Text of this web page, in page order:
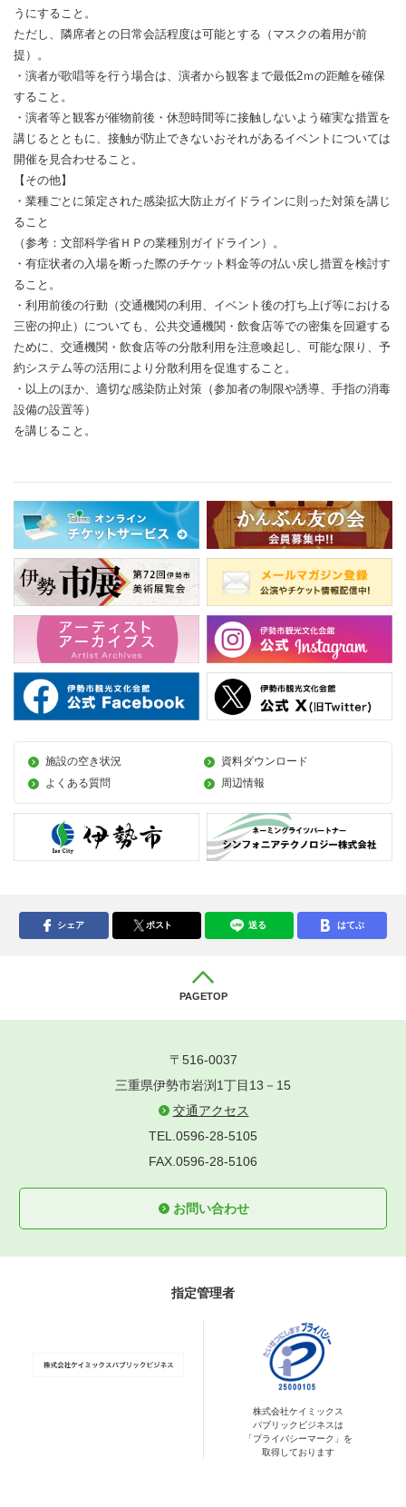
うにすること。
ただし、隣席者との日常会話程度は可能とする（マスクの着用が前
提）。
・演者が歌唱等を行う場合は、演者から観客まで最低2ｍの距離を確保
すること。
・演者等と観客が催物前後・休憩時間等に接触しないよう確実な措置を
講じるとともに、接触が防止できないおそれがあるイベントについては
開催を見合わせること。
【その他】
・業種ごとに策定された感染拡大防止ガイドラインに則った対策を講じ
ること
（参考：文部科学省ＨＰの業種別ガイドライン）。
・有症状者の入場を断った際のチケット料金等の払い戻し措置を検討す
ること。
・利用前後の行動（交通機関の利用、イベント後の打ち上げ等における
三密の抑止）についても、公共交通機関・飲食店等での密集を回避する
ために、交通機関・飲食店等の分散利用を注意喚起し、可能な限り、予
約システム等の活用により分散利用を促進すること。
・以上のほか、適切な感染防止対策（参加者の制限や誘導、手指の消毒
設備の設置等）
を講じること。
施設の空き状況
資料ダウンロード
よくある質問
周辺情報
シェア ポスト 送る はてぶ
PAGETOP
〒516-0037
三重県伊勢市岩渕1丁目13－15
交通アクセス
TEL.0596-28-5105
FAX.0596-28-5106
お問い合わせ
指定管理者
株式会社ケイミックス
パブリックビジネスは
「プライバシーマーク」を
取得しております